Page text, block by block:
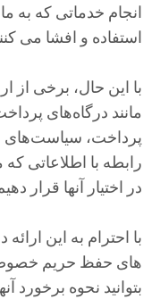
انجام خدماتی که به
استفاده و افشا می
با این حال، برخی از
مانند درگاه‌های
پرداخت،
رابطه با اطلاعاتی
در اختیار آنها قرار
با احترام به این
های حفظ حریم خصوصی
بتوانید نحوه